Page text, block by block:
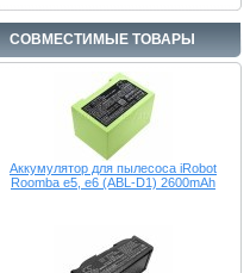
СОВМЕСТИМЫЕ ТОВАРЫ
Аккумулятор для пылесоса iRobot
Roomba e5, e6 (ABL-D1) 2600mAh